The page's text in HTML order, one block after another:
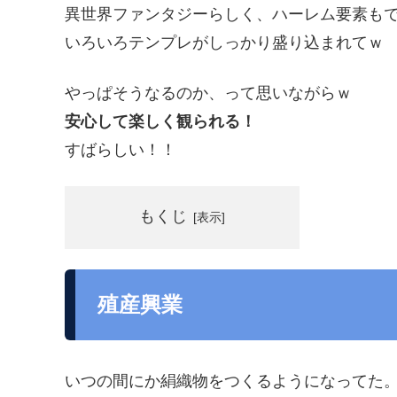
異世界ファンタジーらしく、ハーレム要素もで
いろいろテンプレがしっかり盛り込まれてｗ
やっぱそうなるのか、って思いながらｗ
安心して楽しく観られる！
すばらしい！！
もくじ
殖産興業
いつの間にか絹織物をつくるようになってた。